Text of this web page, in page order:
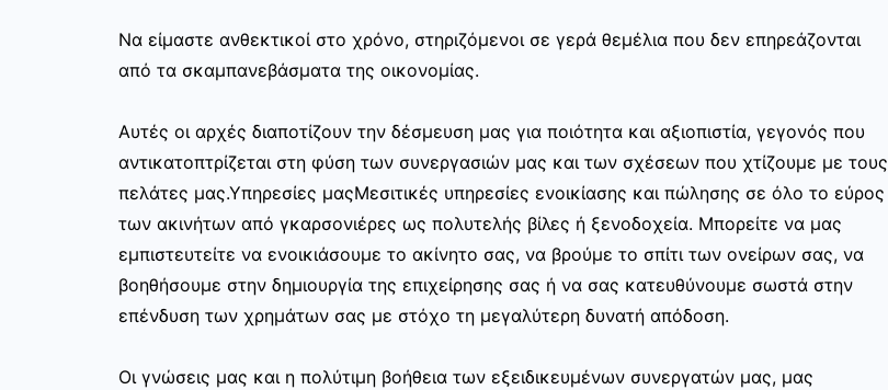
Να είμαστε ανθεκτικοί στο χρόνο, στηριζόμενοι σε γερά θεμέλια που δεν επηρεάζονται
από τα σκαμπανεβάσματα της οικονομίας.
Αυτές οι αρχές διαποτίζουν την δέσμευση μας για ποιότητα και αξιοπιστία, γεγονός που
αντικατοπτρίζεται στη φύση των συνεργασιών μας και των σχέσεων που χτίζουμε με τους
πελάτες μας.Υπηρεσίες μαςΜεσιτικές υπηρεσίες ενοικίασης και πώλησης σε όλο το εύρος
των ακινήτων από γκαρσονιέρες ως πολυτελής βίλες ή ξενοδοχεία. Μπορείτε να μας
εμπιστευτείτε να ενοικιάσουμε το ακίνητο σας, να βρούμε το σπίτι των ονείρων σας, να
βοηθήσουμε στην δημιουργία της επιχείρησης σας ή να σας κατευθύνουμε σωστά στην
επένδυση των χρημάτων σας με στόχο τη μεγαλύτερη δυνατή απόδοση.
Οι γνώσεις μας και η πολύτιμη βοήθεια των εξειδικευμένων συνεργατών μας, μας